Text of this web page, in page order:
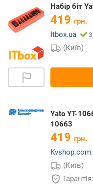
Набір біт
419 грн.
Itbox.ua
(Київ)
Yato YT-
10663
419 грн.
(Київ)